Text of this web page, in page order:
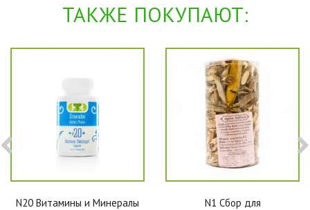
ТАКЖЕ ПОКУПАЮТ:
N20 Витамины и Минералы
N1 Сбор для